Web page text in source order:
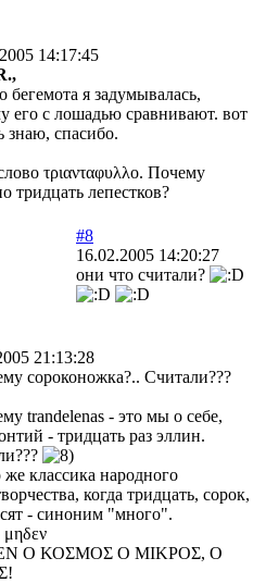
14:17:45
бегемота я задумывалась,
его с лошадью сравнивают. вот
знаю, спасибо.
τριανταφυλλο. Почему
тридцать лепестков?
#8
16.02.2005 14:20:27
они что считали?
21:13:28
сороконожка?.. Считали???
trandelenas - это мы о себе,
- тридцать раз эллин.
классика народного
когда тридцать, сорок,
- синоним "много".
Ο ΚΟΣΜΟΣ Ο ΜΙΚΡΟΣ, Ο